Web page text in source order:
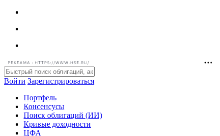
РЕКЛАМА • HTTPS://WWW.HSE.RU/
Войти Зарегистрироваться
Портфель
Консенсусы
Поиск облигаций (ИИ)
Кривые доходности
ЦФА